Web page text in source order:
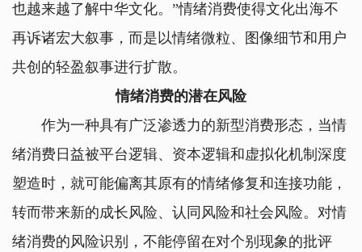
也越来越了解中华文化。”情绪消费使得文化出海不
再诉诸宏大叙事，而是以情绪微粒、图像细节和用户
共创的轻盈叙事进行扩散。
情绪消费的潜在风险
作为一种具有广泛渗透力的新型消费形态，当情
绪消费日益被平台逻辑、资本逻辑和虚拟化机制深度
塑造时，就可能偏离其原有的情绪修复和连接功能，
转而带来新的成长风险、认同风险和社会风险。对情
绪消费的风险识别，不能停留在对个别现象的批评